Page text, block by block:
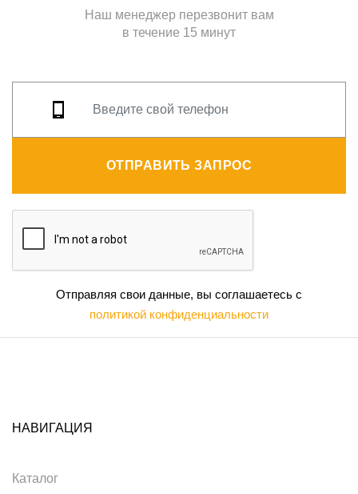
Наш менеджер перезвонит вам
в течение 15 минут
ОТПРАВИТЬ ЗАПРОС
Отправляя свои данные, вы соглашаетесь с
политикой конфиденциальности
НАВИГАЦИЯ
Каталог